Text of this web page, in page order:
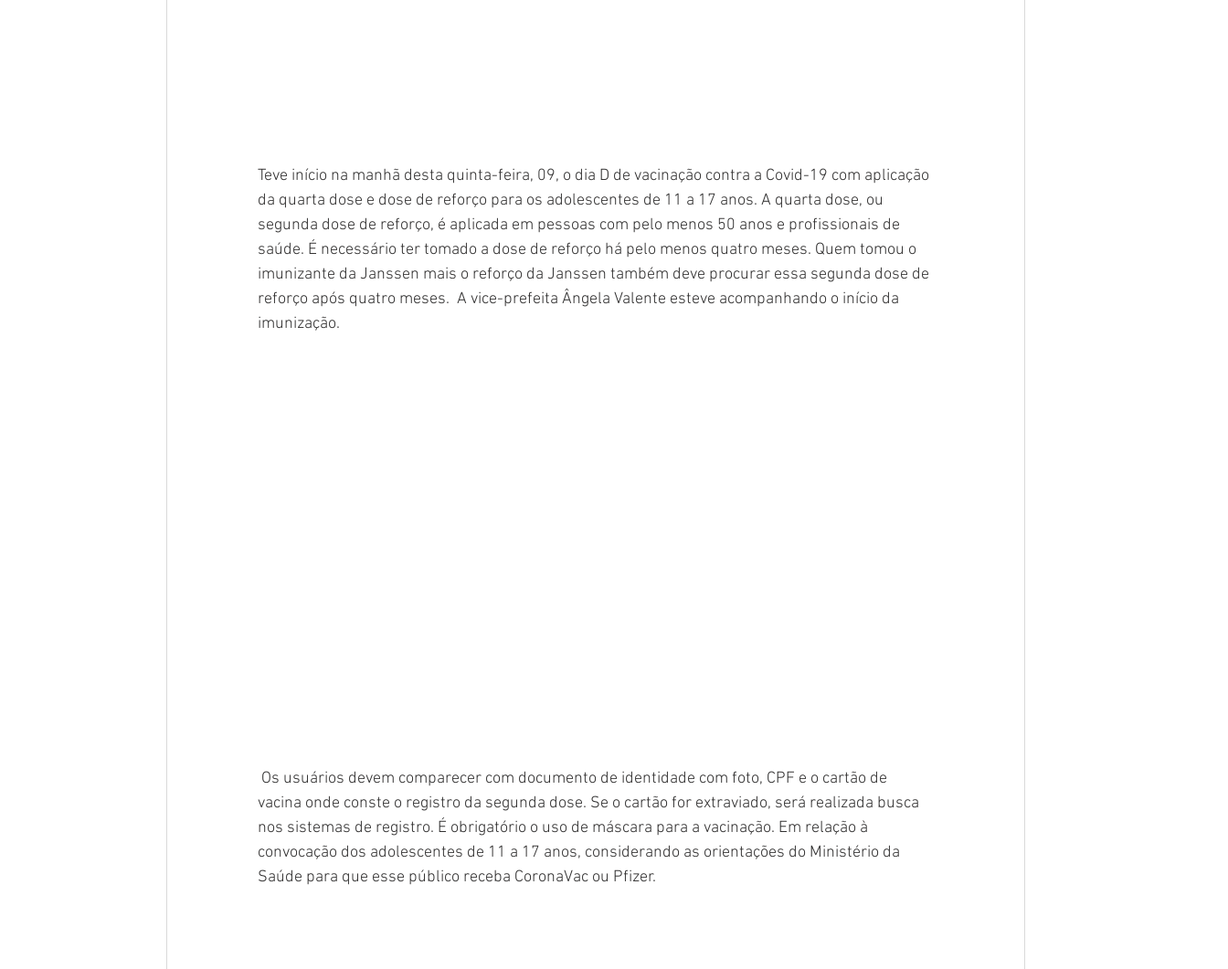
Teve início na manhã desta quinta-feira, 09, o dia D de vacinação contra a Covid-19 com aplicação
da quarta dose e dose de reforço para os adolescentes de 11 a 17 anos. A quarta dose, ou
segunda dose de reforço, é aplicada em pessoas com pelo menos 50 anos e profissionais de
saúde. É necessário ter tomado a dose de reforço há pelo menos quatro meses. Quem tomou o
imunizante da Janssen mais o reforço da Janssen também deve procurar essa segunda dose de
reforço após quatro meses.  A vice-prefeita Ângela Valente esteve acompanhando o início da
imunização.
vacina onde conste o registro da segunda dose. Se o cartão for extraviado, será realizada busca
nos sistemas de registro. É obrigatório o uso de máscara para a vacinação. Em relação à
convocação dos adolescentes de 11 a 17 anos, considerando as orientações do Ministério da
Saúde para que esse público receba CoronaVac ou Pfizer.